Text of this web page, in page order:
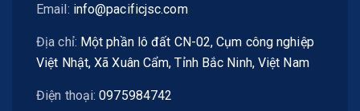
Email: info@pacificjsc.com
Địa chỉ: Một phần lô đất CN-02, Cụm công nghiệp
Việt Nhật, Xã Xuân Cẩm, Tỉnh Bắc Ninh, Việt Nam
Điện thoại:0975984742